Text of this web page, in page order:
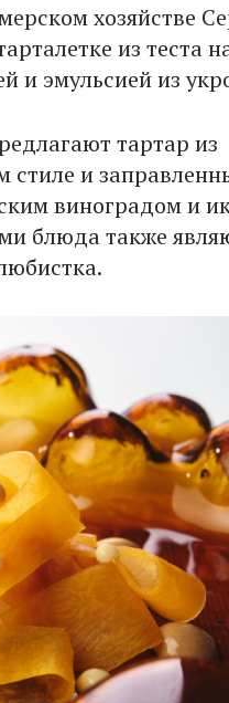
хозяйстве
из теста
и эмульсией из
тартар из
стиле и
виноградом и
блюда также